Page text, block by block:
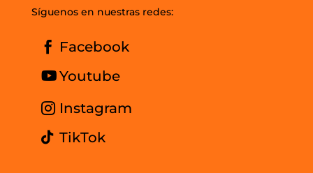
Síguenos en nuestras redes:
Facebook
Youtube
Instagram
TikTok